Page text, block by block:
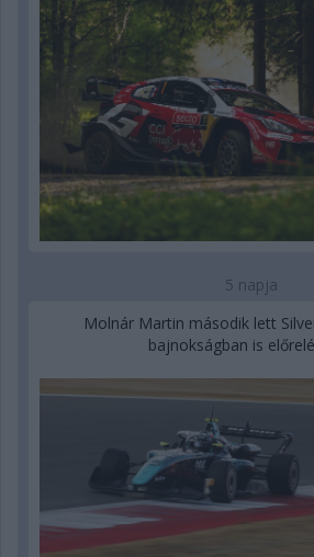
5 napja
Molnár Martin második lett
bajnokságban is